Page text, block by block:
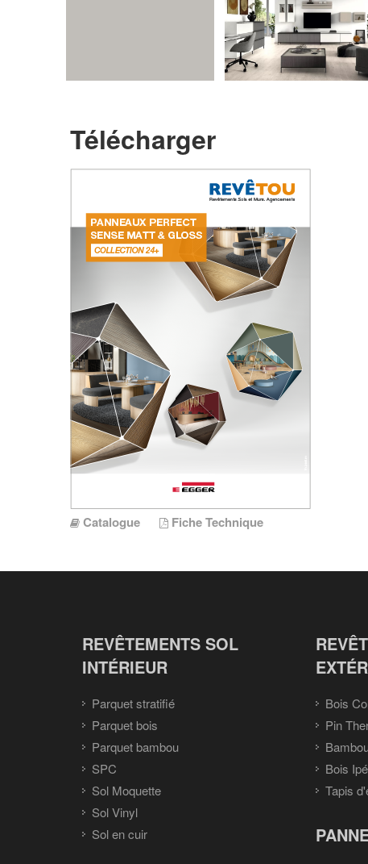
Télécharger
Catalogue Fiche Technique
REVÊTEMENTS SOL
INTÉRIEUR
Parquet stratifié
Parquet bois
Parquet bambou
SPC
Sol Moquette
Sol Vinyl
Sol en cuir
Bois
Pin
Bois Ipé
Tapis